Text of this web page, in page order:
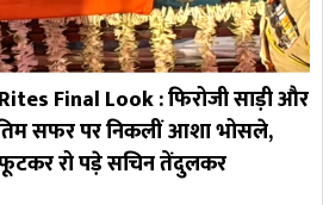
Final Look : फिरोजी साड़ी और
सफर पर निकलीं आशा भोसले,
रो पड़े सचिन तेंदुलकर